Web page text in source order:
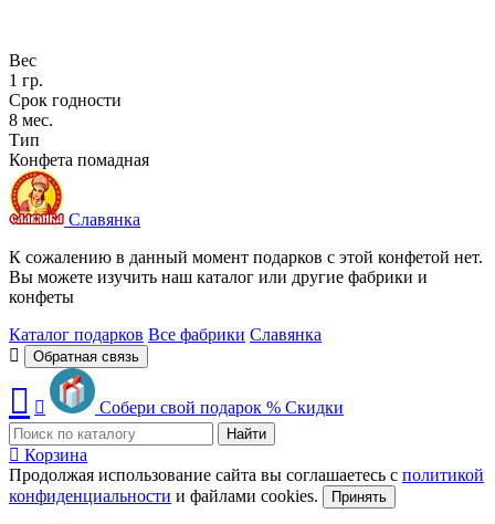
Вес
1 гр.
Срок годности
8 мес.
Тип
Конфета помадная
Славянка
К сожалению в данный момент подарков с этой конфетой нет.
Вы можете изучить наш каталог или другие фабрики и
конфеты
Каталог подарков Все фабрики Славянка
Обратная связь
Собери свой подарок % Скидки
Найти
Корзина
Продолжая использование сайта вы соглашаетесь с политикой
конфиденциальности и файлами cookies. Принять